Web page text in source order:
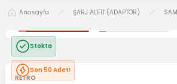
Anasayfa ŞARJ ALETİ (ADAPTÖR)
Stokta
Son 50 Adet!
RETRO